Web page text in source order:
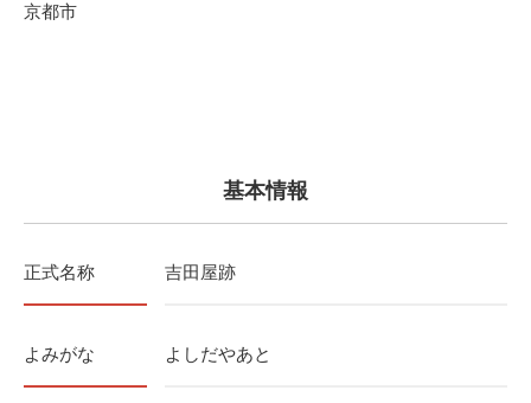
京都市
基本情報
正式名称 吉田屋跡
よみがな よしだやあと